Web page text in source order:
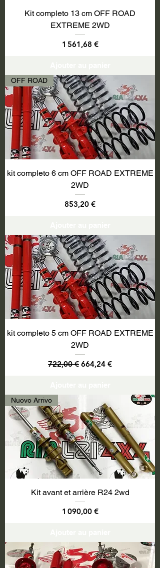
Kit completo 13 cm OFF ROAD
EXTREME 2WD
Prix
1 561,68 €
OFF ROAD
kit completo 6 cm OFF ROAD EXTREME
2WD
Prix
853,20 €
kit completo 5 cm OFF ROAD EXTREME
2WD
Prix original
722,00 € Prix promotionnel
664,24 €
Nuovo Arrivo
Kit avant et arrière R24 2wd
Prix
1 090,00 €